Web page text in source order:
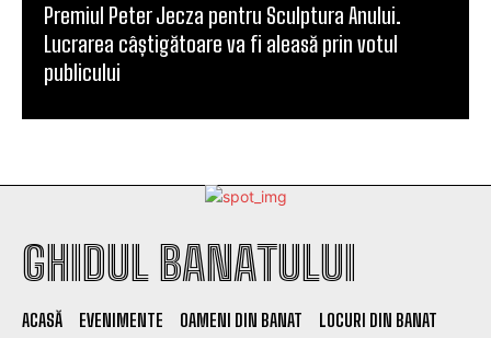
Premiul Peter Jecza pentru Sculptura Anului.
Lucrarea câștigătoare va fi aleasă prin votul
publicului
GHIDUL BANATULUI
ACASĂ EVENIMENTE OAMENI DIN BANAT
LOCURI DIN BANAT